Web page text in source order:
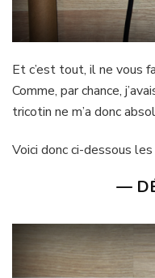
Et c’est tout, il ne vous
Comme, par chance,
tricotin ne m’a donc
Voici donc ci-dessous
—